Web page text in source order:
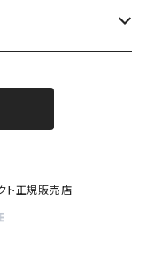
ト正規販売店